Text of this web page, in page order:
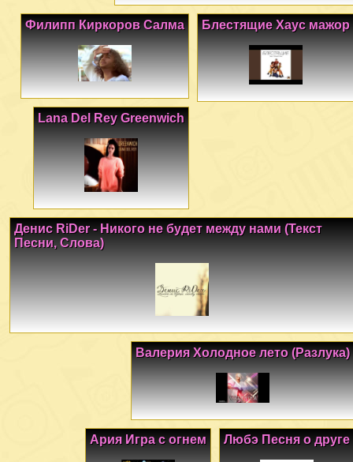
Блестящие Хаус мажор
Филипп Киркоров Салма
Lana Del Rey Greenwich
Денис RiDer - Никого не будет между нами (Текст
Песни, Слова)
Валерия Холодное лето (Разлука)
Любэ Песня о друге
Ария Игра с огнем